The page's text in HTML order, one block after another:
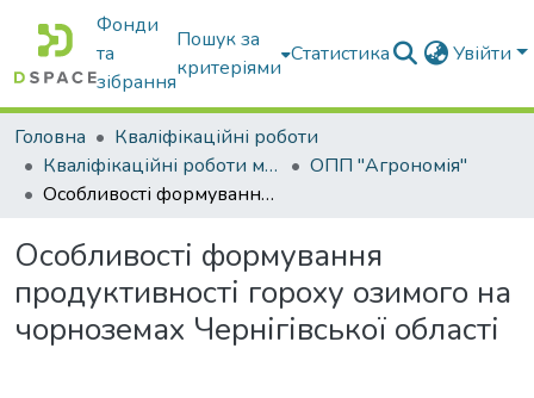
Фонди
та
зібрання
Пошук за
критеріями
Статистика Увійти
Головна
Кваліфікаційні роботи
Кваліфікаційні роботи магістрів
ОПП "Агрономія"
Особливості формування продуктивності гороху озимого на чорноземах Чернігівської області
Особливості формування
продуктивності гороху озимого на
чорноземах Чернігівської області